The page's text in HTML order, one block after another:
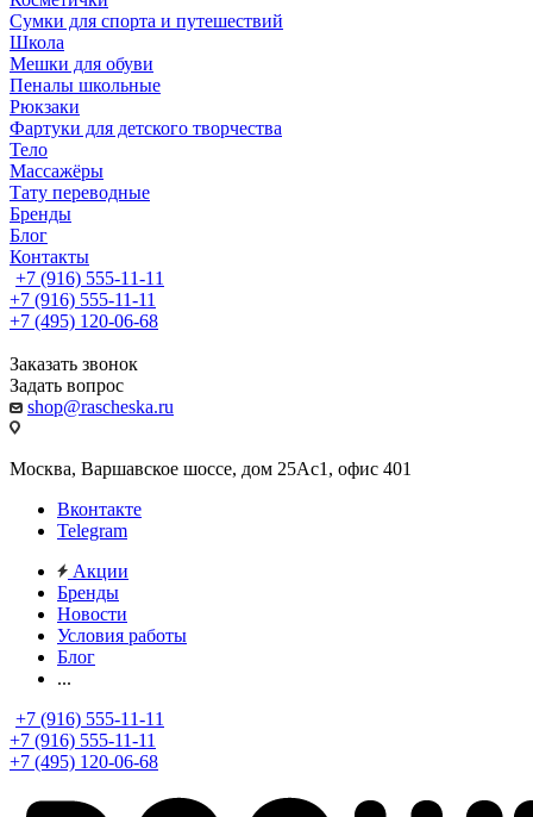
Сумки для спорта и путешествий
Школа
Мешки для обуви
Пеналы школьные
Рюкзаки
Фартуки для детского творчества
Тело
Массажёры
Тату переводные
Бренды
Блог
Контакты
+7 (916) 555-11-11
+7 (916) 555-11-11
+7 (495) 120-06-68
Заказать звонок
Задать вопрос
shop@rascheska.ru
Москва, Варшавское шоссе, дом 25Аc1, офис 401
Вконтакте
Telegram
Акции
Бренды
Новости
Условия работы
Блог
...
+7 (916) 555-11-11
+7 (916) 555-11-11
+7 (495) 120-06-68